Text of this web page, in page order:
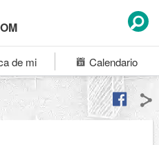
de mi Calendario